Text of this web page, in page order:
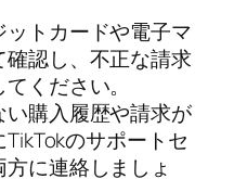
トカードや電子マ
認し、不正な請求
ください。
購入履歴や請求が
のサポートセ
に連絡しましょ